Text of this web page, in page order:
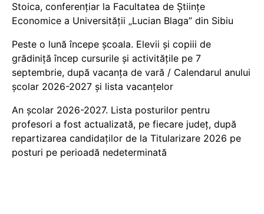
Stoica, conferențiar la Facultatea de Științe
Economice a Universității „Lucian Blaga” din Sibiu
Peste o lună începe școala. Elevii și copiii de
grădiniță încep cursurile și activitățile pe 7
septembrie, după vacanța de vară / Calendarul anului
școlar 2026-2027 și lista vacanțelor
An școlar 2026-2027. Lista posturilor pentru
profesori a fost actualizată, pe fiecare județ, după
repartizarea candidaților de la Titularizare 2026 pe
posturi pe perioadă nedeterminată